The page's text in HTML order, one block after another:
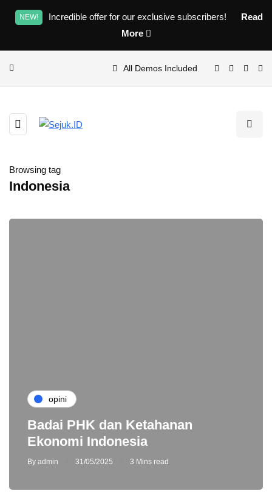
NEW! Incredible offer for our exclusive subscribers!
Read
More
All Demos Included
Browsing tag
Indonesia
opini
Badai PHK dan Ketahanan
Ekonomi Indonesia
By admin 31/05/2025 3 Mins read